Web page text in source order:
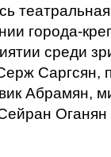
города-
среди
Саргсян,
Абрамян,
Оганян